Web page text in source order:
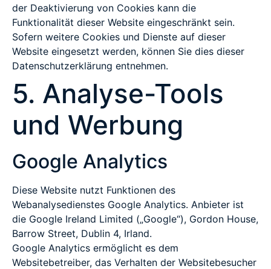
der Deaktivierung von Cookies kann die
Funktionalität dieser Website eingeschränkt sein.
Sofern weitere Cookies und Dienste auf dieser
Website eingesetzt werden, können Sie dies dieser
Datenschutzerklärung entnehmen.
5. Analyse-Tools
und Werbung
Google Analytics
Diese Website nutzt Funktionen des
Webanalysedienstes Google Analytics. Anbieter ist
die Google Ireland Limited („Google“), Gordon House,
Barrow Street, Dublin 4, Irland.
Google Analytics ermöglicht es dem
Websitebetreiber, das Verhalten der Websitebesucher